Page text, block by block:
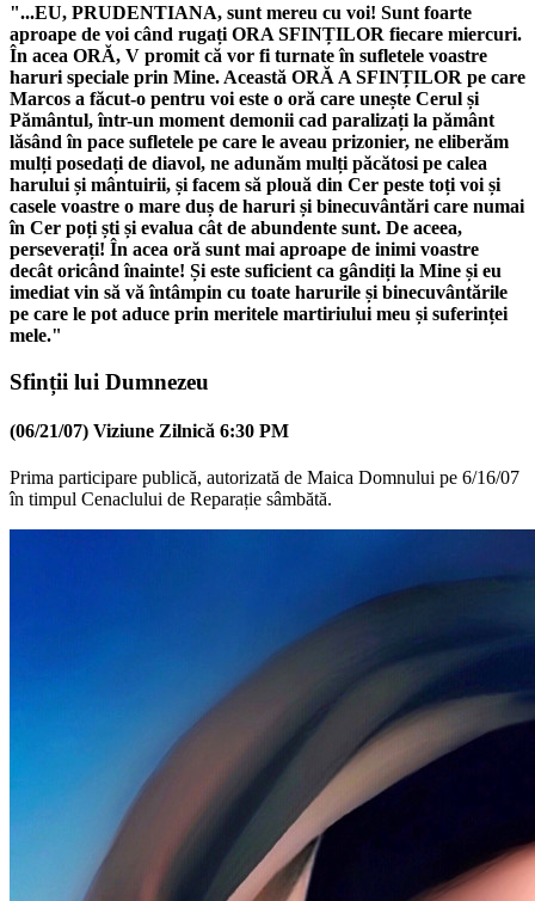
"...EU, PRUDENTIANA, sunt mereu cu voi! Sunt foarte
aproape de voi când rugați ORA SFINȚILOR fiecare miercuri.
În acea ORĂ, V promit că vor fi turnate în sufletele voastre
haruri speciale prin Mine. Această ORĂ A SFINȚILOR pe care
Marcos a făcut-o pentru voi este o oră care unește Cerul și
Pământul, într-un moment demonii cad paralizați la pământ
lăsând în pace sufletele pe care le aveau prizonier, ne eliberăm
mulți posedați de diavol, ne adunăm mulți păcătosi pe calea
harului și mântuirii, și facem să plouă din Cer peste toți voi și
casele voastre o mare duș de haruri și binecuvântări care numai
în Cer poți ști și evalua cât de abundente sunt. De aceea,
perseverați! În acea oră sunt mai aproape de inimi voastre
decât oricând înainte! Și este suficient ca gândiți la Mine și eu
imediat vin să vă întâmpin cu toate harurile și binecuvântările
pe care le pot aduce prin meritele martiriului meu și suferinței
mele."
Sfinții lui Dumnezeu
(06/21/07) Viziune Zilnică 6:30 PM
Prima participare publică, autorizată de Maica Domnului pe 6/16/07
în timpul Cenaclului de Reparație sâmbătă.